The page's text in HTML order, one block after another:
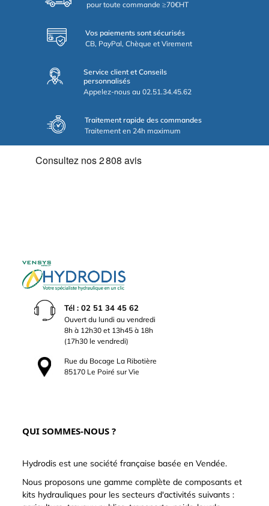
pour toute commande ≥70€HT
Vos paiements sont sécurisés
CB, PayPal, Chèque et Virement
Service client et Conseils
personnalisés
Appelez-nous au 02.51.34.45.62
Traitement rapide des commandes
Traitement en 24h maximum
Tél : 02 51 34 45 62
Ouvert du lundi au vendredi
8h à 12h30 et 13h45 à 18h
(17h30 le vendredi)
Rue du Bocage La Ribotière
85170 Le Poiré sur Vie
QUI SOMMES-NOUS ?
Hydrodis est une société française basée en Vendée.
Nous proposons une gamme complète de composants et
kits hydrauliques pour les secteurs d'activités suivants :